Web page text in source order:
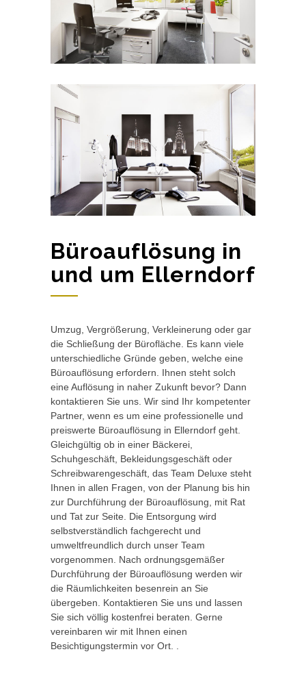
Büroauflösung in
und um Ellerndorf
Umzug, Vergrößerung, Verkleinerung oder gar
die Schließung der Bürofläche. Es kann viele
unterschiedliche Gründe geben, welche eine
Büroauflösung erfordern. Ihnen steht solch
eine Auflösung in naher Zukunft bevor? Dann
kontaktieren Sie uns. Wir sind Ihr kompetenter
Partner, wenn es um eine professionelle und
preiswerte Büroauflösung in Ellerndorf geht.
Gleichgültig ob in einer Bäckerei,
Schuhgeschäft, Bekleidungsgeschäft oder
Schreibwarengeschäft, das Team Deluxe steht
Ihnen in allen Fragen, von der Planung bis hin
zur Durchführung der Büroauflösung, mit Rat
und Tat zur Seite. Die Entsorgung wird
selbstverständlich fachgerecht und
umweltfreundlich durch unser Team
vorgenommen. Nach ordnungsgemäßer
Durchführung der Büroauflösung werden wir
die Räumlichkeiten besenrein an Sie
übergeben. Kontaktieren Sie uns und lassen
Sie sich völlig kostenfrei beraten. Gerne
vereinbaren wir mit Ihnen einen
Besichtigungstermin vor Ort. .